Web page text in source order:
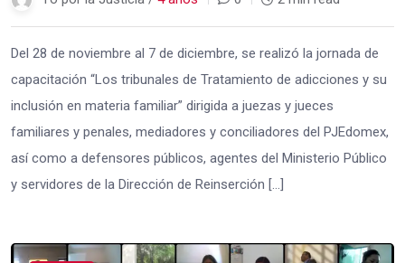
Del 28 de noviembre al 7 de diciembre, se realizó la jornada de
capacitación “Los tribunales de Tratamiento de adicciones y su
inclusión en materia familiar” dirigida a juezas y jueces
familiares y penales, mediadores y conciliadores del PJEdomex,
así como a defensores públicos, agentes del Ministerio Público
y servidores de la Dirección de Reinserción […]